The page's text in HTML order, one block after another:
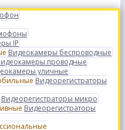
IP
Видеокамеры беспроводные
проводные
уличные
Видеорегистраторы
Видеорегистраторы микро
Видеорегистраторы